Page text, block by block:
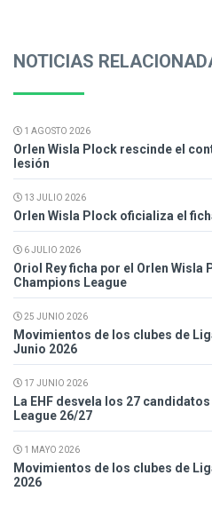
NOTICIAS
1 AGOSTO 2026
Orlen Wisla Plock rescinde el
lesión
13 JULIO 2026
Orlen Wisla Plock oficializa el
6 JULIO 2026
Oriol Rey ficha por el Orlen Wisla
Champions League
25 JUNIO 2026
Movimientos de los clubes de
Junio 2026
17 JUNIO 2026
La EHF desvela los 27
League 26/27
1 MAYO 2026
Movimientos de los clubes de
2026